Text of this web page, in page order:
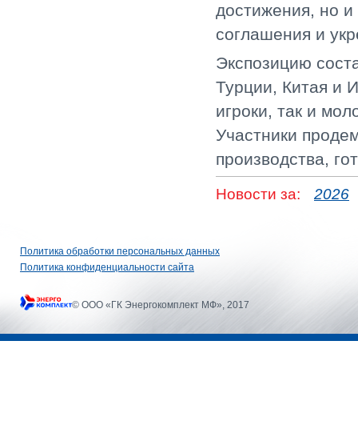
достижения, но
соглашения и
Экспозицию
Турции, Китая и
игроки, так и
Участники
производства,
Новости за: 2026
Политика обработки персональных данных
Политика конфиденциальности сайта
© ООО «ГК Энергокомплект МФ», 2017